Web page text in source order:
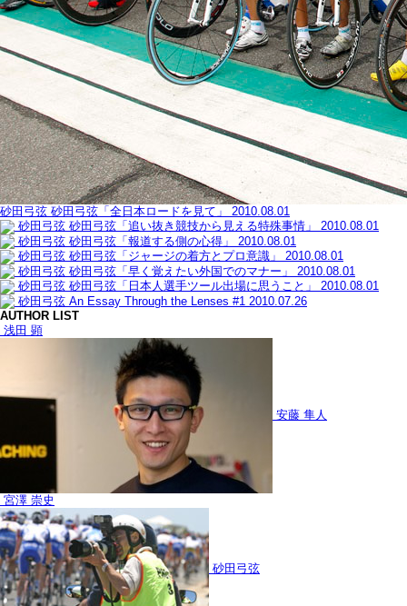
砂田弓弦 砂田弓弦「全日本ロードを見て」
2010.08.01
砂田弓弦 砂田弓弦「追い抜き競技から見える特殊事情」
2010.08.01
砂田弓弦 砂田弓弦「報道する側の心得」
2010.08.01
砂田弓弦 砂田弓弦「ジャージの着方とプロ意識」
2010.08.01
砂田弓弦 砂田弓弦「早く覚えたい外国でのマナー」
2010.08.01
砂田弓弦 砂田弓弦「日本人選手ツール出場に思うこと」
2010.08.01
砂田弓弦 An Essay Through the Lenses #1 2010.07.26
AUTHOR LIST
浅田 顕
安藤 隼人
宮澤 崇史
砂田弓弦